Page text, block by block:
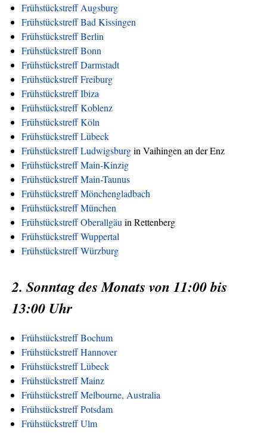
Frühstückstreff Augsburg
Frühstückstreff Bad Kissingen
Frühstückstreff Berlin
Frühstückstreff Bonn
Frühstückstreff Darmstadt
Frühstückstreff Freiburg
Frühstückstreff Ibiza
Frühstückstreff Koblenz
Frühstückstreff Köln
Frühstückstreff Lübeck
Frühstückstreff Ludwigsburgin Vaihingen an der Enz
Frühstückstreff Main-Kinzig
Frühstückstreff Main-Taunus
Frühstückstreff Mönchengladbach
Frühstückstreff München
Frühstückstreff Oberallgäu in Rettenberg
Frühstückstreff Wuppertal
Frühstückstreff Würzburg
2. Sonntag des Monats von 11:00 bis
13:00 Uhr
Frühstückstreff Bochum
Frühstückstreff Hannover
Frühstückstreff Lübeck
Frühstückstreff Mainz
Frühstückstreff Melbourne, Australia
Frühstückstreff Potsdam
Frühstückstreff Ulm